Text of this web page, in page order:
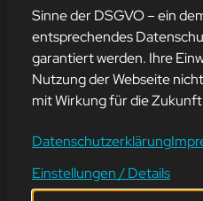
Navigation
Webseitenerstellung
Webseite mieten
Webseiten Betreuung
Sinne der DSGVO – ein
entsprechendes
garantiert werden. Ihre
Nutzung der Webseite
mit Wirkung für die
Datenschutzerklärung
Einstellungen / Details